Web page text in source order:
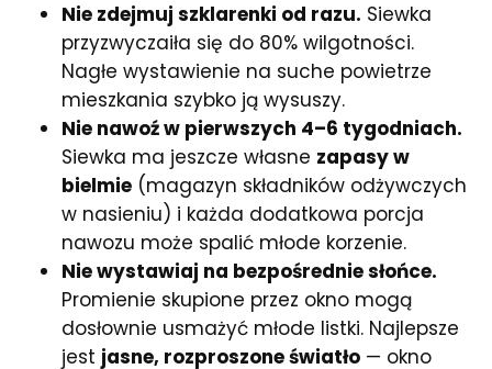
Nie zdejmuj szklarenki od razu. Siewka
przyzwyczaiła się do 80% wilgotności.
Nagłe wystawienie na suche powietrze
mieszkania szybko ją wysuszy.
Nie nawoź w pierwszych 4–6 tygodniach.
Siewka ma jeszcze własne zapasy w
bielmie (magazyn składników odżywczych
w nasieniu) i każda dodatkowa porcja
nawozu może spalić młode korzenie.
Nie wystawiaj na bezpośrednie słońce.
Promienie skupione przez okno mogą
dosłownie usmażyć młode listki. Najlepsze
jest jasne, rozproszone światło — okno